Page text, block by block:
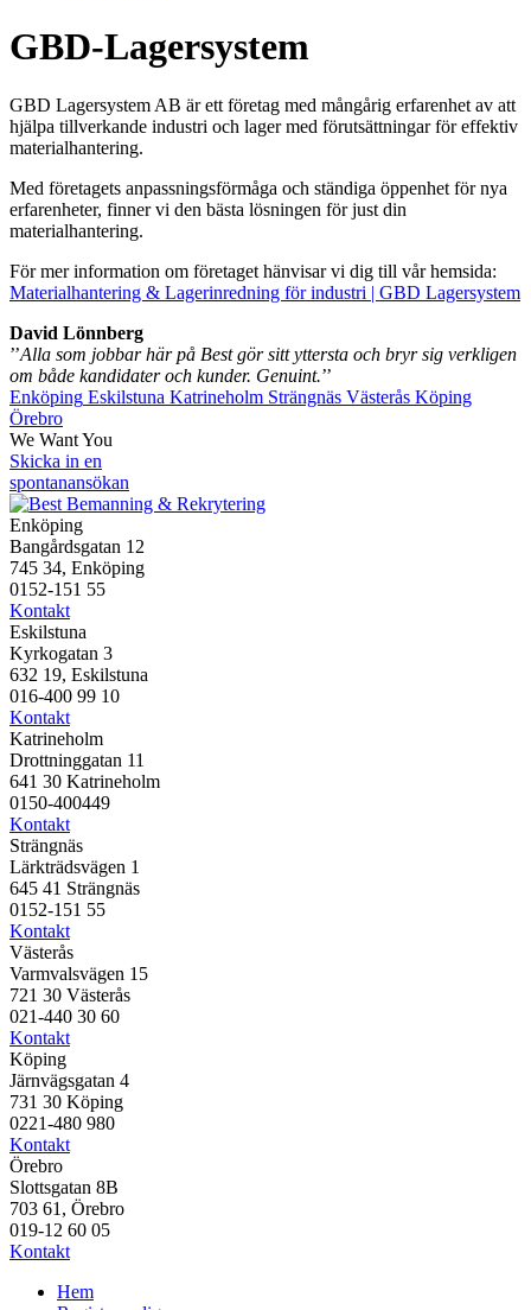
GBD-Lagersystem
GBD Lagersystem AB är ett företag med mångårig erfarenhet av att
hjälpa tillverkande industri och lager med förutsättningar för effektiv
materialhantering.
Med företagets anpassningsförmåga och ständiga öppenhet för nya
erfarenheter, finner vi den bästa lösningen för just din
materialhantering.
För mer information om företaget hänvisar vi dig till vår hemsida:
Materialhantering & Lagerinredning för industri | GBD Lagersystem
David Lönnberg
’’Alla som jobbar här på Best gör sitt yttersta och bryr sig verkligen
om både kandidater och kunder. Genuint.’’
Enköping Eskilstuna Katrineholm Strängnäs Västerås Köping
Örebro
We Want You
Skicka in en
spontanansökan
Enköping
Bangårdsgatan 12
745 34, Enköping
0152-151 55
Kontakt
Eskilstuna
Kyrkogatan 3
632 19, Eskilstuna
016-400 99 10
Kontakt
Katrineholm
Drottninggatan 11
641 30 Katrineholm
0150-400449
Kontakt
Strängnäs
Lärkträdsvägen 1
645 41 Strängnäs
0152-151 55
Kontakt
Västerås
Varmvalsvägen 15
721 30 Västerås
021-440 30 60
Kontakt
Köping
Järnvägsgatan 4
731 30 Köping
0221-480 980
Kontakt
Örebro
Slottsgatan 8B
703 61, Örebro
019-12 60 05
Kontakt
Hem